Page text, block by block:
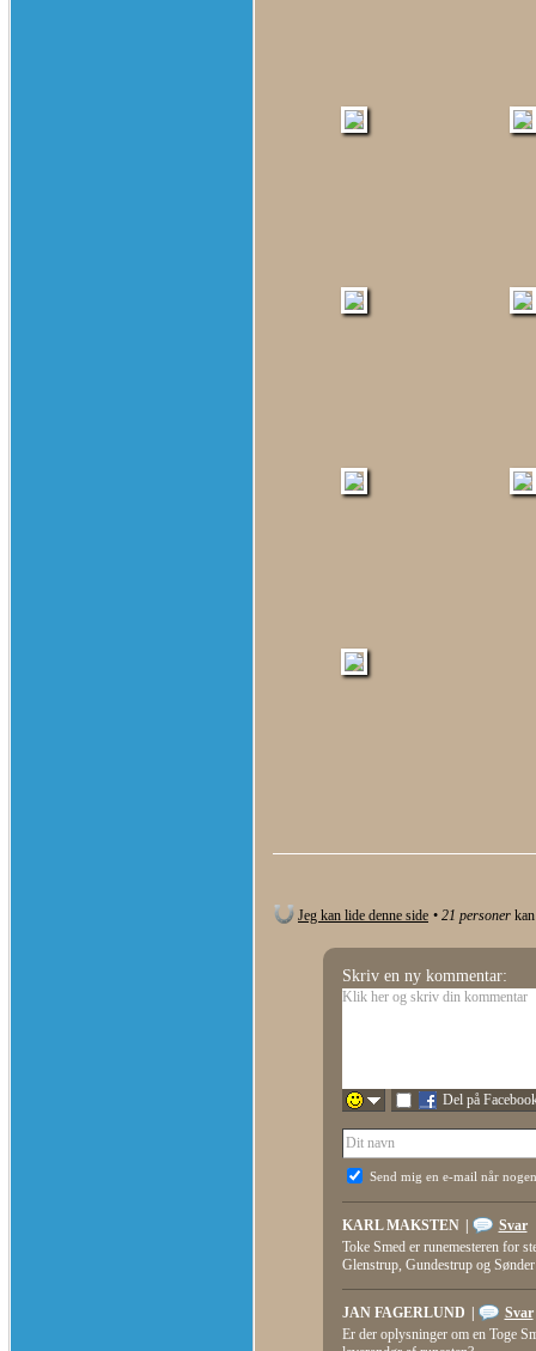
Jeg kan lide denne side • 21 personer
Skriv en ny kommentar:
Del på
Send mig en e-mail når
KARL MAKSTEN
Svar
Toke Smed er runemesteren for
Glenstrup, Gundestrup og
JAN FAGERLUND
Svar
Er der oplysninger om en Toge